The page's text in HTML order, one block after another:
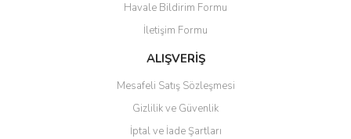
Ürün bilgilerinde hatalar bulunuyor.
Ürün fiyatı diğer sitelerden daha pahalı.
Bu ürüne benzer farklı alternatifler olmalı.
Havale Bildirim Formu
İletişim Formu
ALIŞVERİŞ
Mesafeli Satış Sözleşmesi
Gizlilik ve Güvenlik
İptal ve İade Şartları